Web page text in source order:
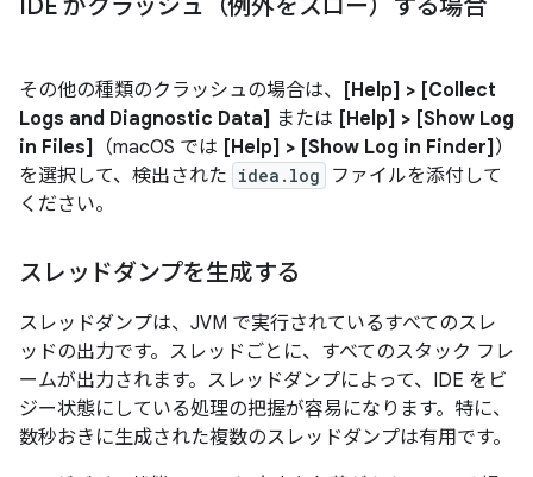
IDE がクラッシュ（例外をスロー）する場合
その他の種類のクラッシュの場合は、
[Help] > [Collect
Logs and Diagnostic Data] または [Help] > [Show Log
in Files]
（macOS では [Help] > [Show Log in Finder] ）
を選択して、検出された idea.log
ファイルを添付して
ください。
スレッドダンプを生成する
スレッドダンプは、JVM で実行されているすべてのスレ
ッドの出力です。スレッドごとに、すべてのスタック フレ
ームが出力されます。スレッドダンプによって、IDE をビ
ジー状態にしている処理の把握が容易になります。特に、
数秒おきに生成された複数のスレッドダンプは有用です。